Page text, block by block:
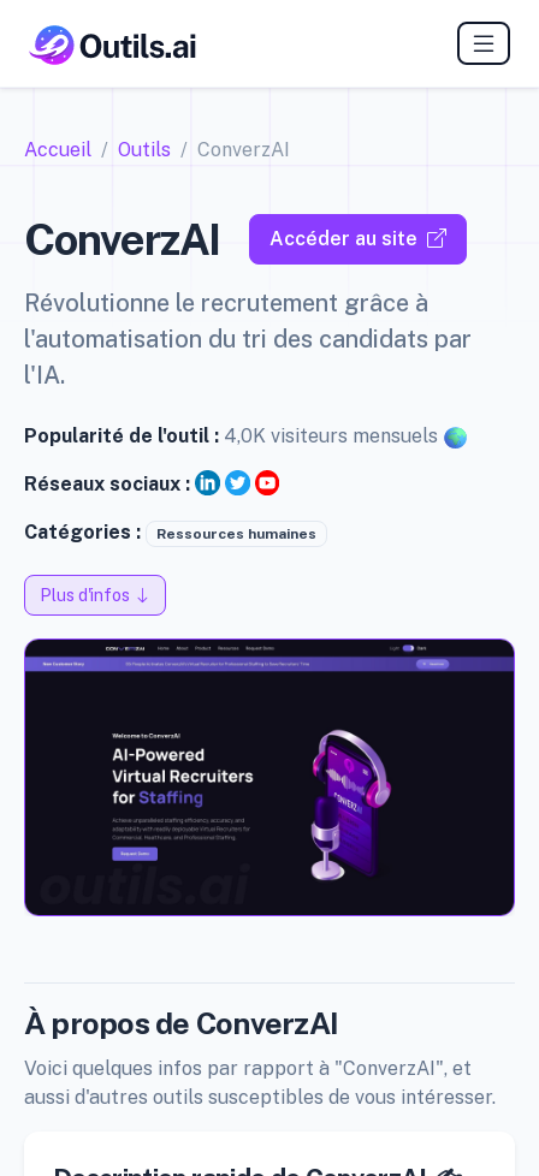
Accueil Outils ConverzAI
ConverzAI Accéder au site
Révolutionne le recrutement grâce à
l'automatisation du tri des candidats par
l'IA.
Popularité de l'outil : 4,0K visiteurs mensuels
Réseaux sociaux :
Catégories : Ressources humaines
Plus d'infos
À propos de ConverzAI
Voici quelques infos par rapport à "ConverzAI", et
aussi d'autres outils susceptibles de vous intéresser.